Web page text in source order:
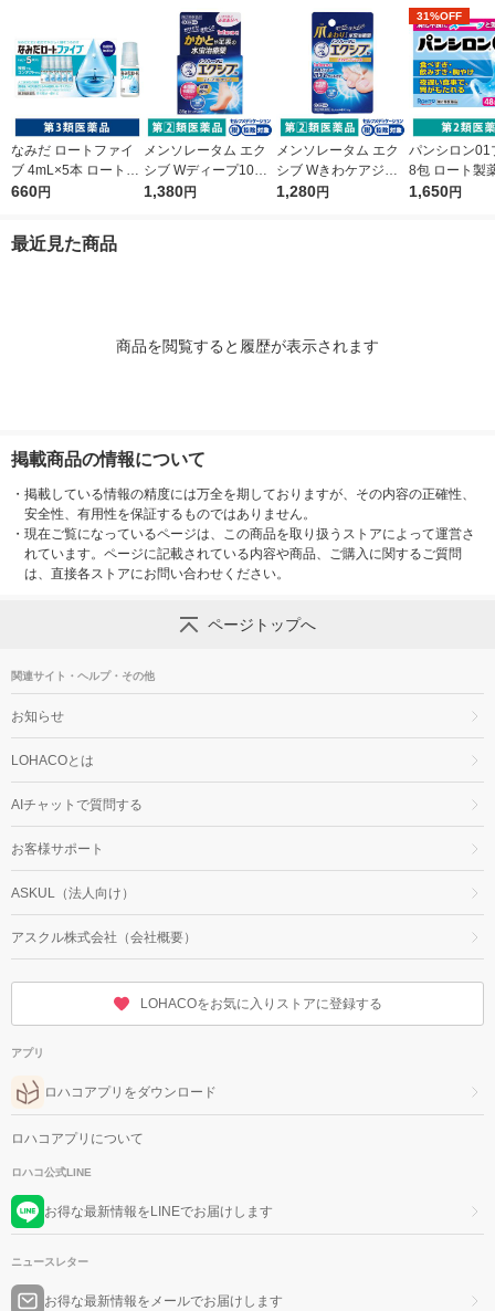
なみだ ロートファイ
ブ 4mL×5本 ロート製
薬 目薬 乾き目 疲れ目
660円
メンソレータム エク
シブ Wディープ10ク
リーム ロート製薬★
1,380円
メンソレータム エク
シブ Wきわケアジェ
ル 15g ロート製薬 ★
1,280円
31%OFF
パンシロン01
8包 ロート製
すぎ・飲みす
1,650円
最近見た商品
商品を閲覧すると履歴が表示されます
掲載商品の情報について
・ 掲載している情報の精度には万全を期しておりますが、その内容の正確性、
安全性、有用性を保証するものではありません。
・ 現在ご覧になっているページは、この商品を取り扱うストアによって運営さ
れています。ページに記載されている内容や商品、ご購入に関するご質問
は、直接各ストアにお問い合わせください。
ページトップへ
関連サイト・ヘルプ・その他
お知らせ
LOHACOとは
AIチャットで質問する
お客様サポート
ASKUL（法人向け）
アスクル株式会社（会社概要）
LOHACOをお気に入りストアに登録する
アプリ
ロハコアプリをダウンロード
ロハコアプリについて
ロハコ公式LINE
お得な最新情報をLINEでお届けします
ニュースレター
お得な最新情報をメールでお届けします